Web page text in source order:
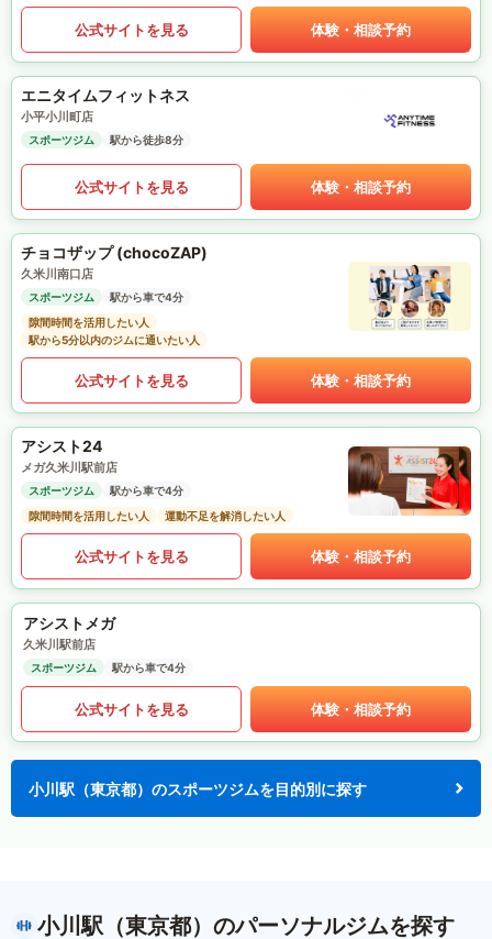
公式サイトを見る 体験・相談予約
エニタイムフィットネス
小平小川町店
スポーツジム 駅から徒歩8分
公式サイトを見る 体験・相談予約
チョコザップ (chocoZAP)
久米川南口店
スポーツジム
駅から車で4分
隙間時間を活用したい人
駅から5分以内のジムに通いたい人
公式サイトを見る 体験・相談予約
アシスト24
メガ久米川駅前店
スポーツジム
駅から車で4分
隙間時間を活用したい人
運動不足を解消したい人
公式サイトを見る 体験・相談予約
アシストメガ
久米川駅前店
スポーツジム 駅から車で4分
公式サイトを見る 体験・相談予約
小川駅（東京都）のスポーツジムを目的別に探す
小川駅（東京都）のパーソナルジムを探す